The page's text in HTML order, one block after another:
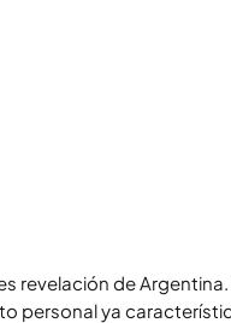
revelación de
personal ya